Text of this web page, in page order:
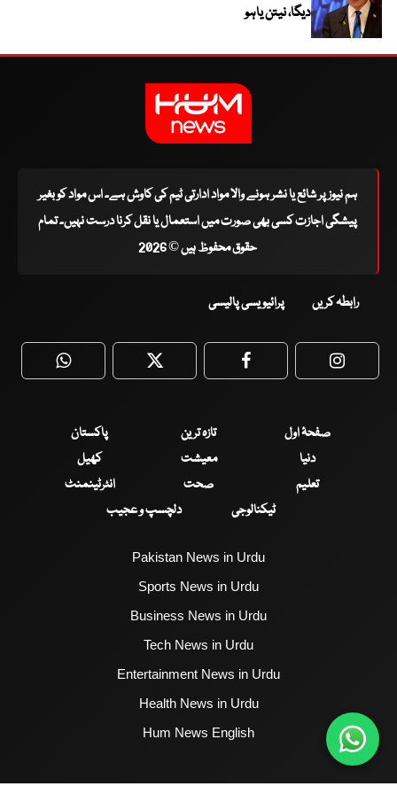
دیگا، نیتن یاہو
ہم نیوز پر شائع یا نشر ہونے والا مواد ادارتی ٹیم کی کاوش ہے۔ اس مواد کو بغیر
پیشگی اجازت کسی بھی صورت میں استعمال یا نقل کرنا درست نہیں۔ تمام
حقوق محفوظ ہیں © 2026
رابطہ کریں پرائیویسی پالیسی
WhatsApp Twitter Facebook
صفحۂ اول تازہ ترین
پاکستان
دنیا
معیشت
کھیل
تعلیم
صحت
انٹرٹینمنٹ
ٹیکنالوجی
دلچسپ و عجیب
Pakistan News in Urdu
Sports News in Urdu
Business News in Urdu
Tech News in Urdu
Entertainment News in Urdu
Health News in Urdu
Hum News English